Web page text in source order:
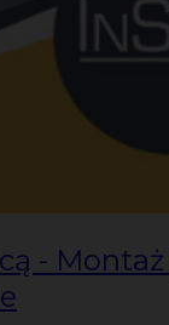
- Montaż